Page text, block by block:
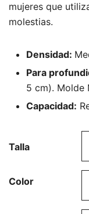
mujeres que
molestias.
Densidad:
Para
5 cm). Molde
Capacidad:
Talla
Color